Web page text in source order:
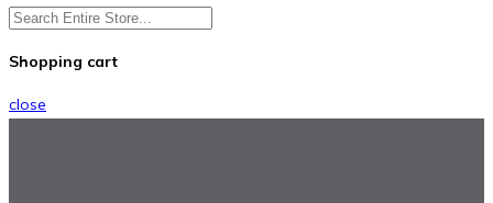
Shopping cart
close